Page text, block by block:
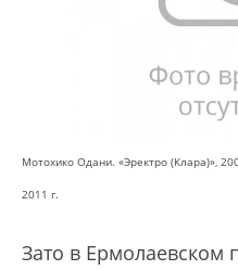
Мотохико Одани. «Эректро (Клара)»,
2011 г.
Зато в Ермолаевском